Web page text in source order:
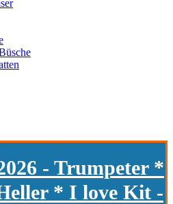
- Trumpeter *
* I love Kit -